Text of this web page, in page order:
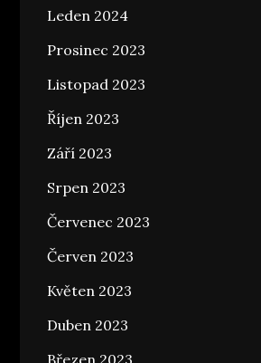
Leden 2024
Prosinec 2023
Listopad 2023
Říjen 2023
Září 2023
Srpen 2023
Červenec 2023
Červen 2023
Květen 2023
Duben 2023
Březen 2023